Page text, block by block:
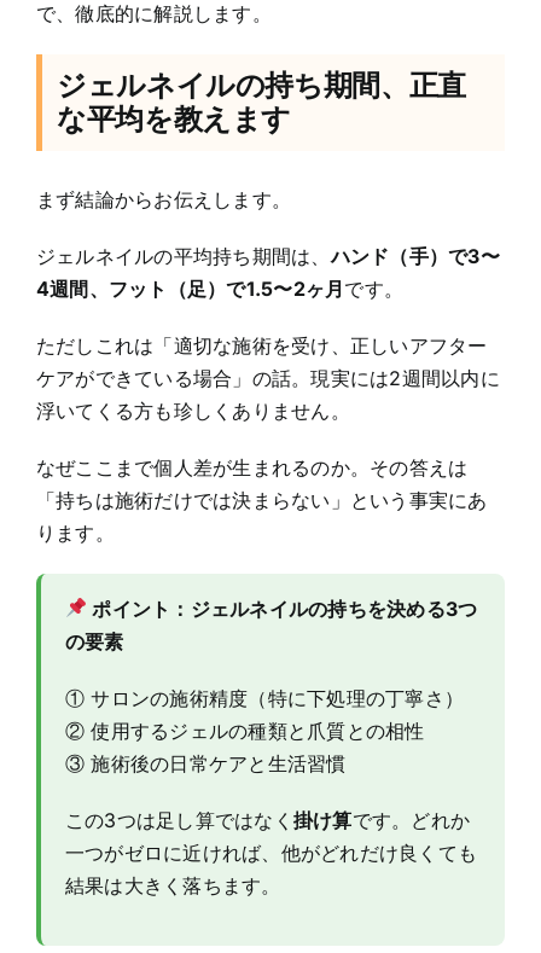
で、徹底的に解説します。
ジェルネイルの持ち期間、正直
な平均を教えます
まず結論からお伝えします。
ジェルネイルの平均持ち期間は、ハンド（手）で3〜
4週間、フット（足）で1.5〜2ヶ月 です。
ただしこれは「適切な施術を受け、正しいアフター
ケアができている場合」の話。現実には2週間以内に
浮いてくる方も珍しくありません。
なぜここまで個人差が生まれるのか。その答えは
「持ちは施術だけでは決まらない」という事実にあ
ります。
ポイント：ジェルネイルの持ちを決める3つ
の要素
① サロンの施術精度（特に下処理の丁寧さ）
② 使用するジェルの種類と爪質との相性
③ 施術後の日常ケアと生活習慣
この3つは足し算ではなく 掛け算です。どれか
一つがゼロに近ければ、他がどれだけ良くても
結果は大きく落ちます。